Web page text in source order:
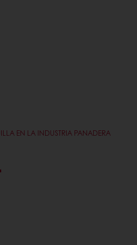
EN LA INDUSTRIA PANADERA